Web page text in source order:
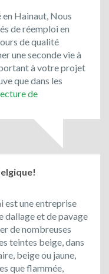
Hainaut, Nous
de réemploi en
de qualité
une seconde vie à
à votre projet
que dans les
deLe
les
pavés
de
ont
toujours
la
cote
!
est une entreprise
dallage et de pavage
de nombreuses
teintes beige, dans
beige ou jaune,
que flammée,